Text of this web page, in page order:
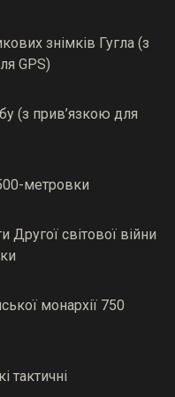
знімків Гугла (з
GPS)
(з прив’язкою для
метровки
Другої світової війни
монархії 750
тактичні